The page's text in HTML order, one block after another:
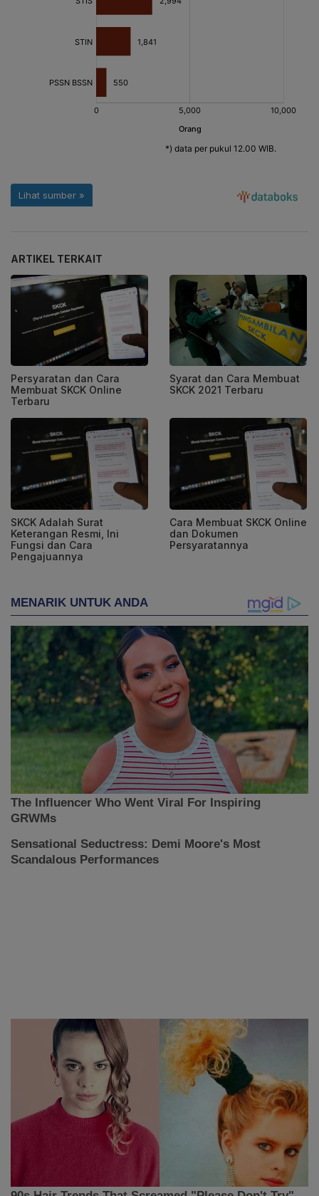
ARTIKEL TERKAIT
Persyaratan dan Cara
Membuat SKCK Online
Terbaru
Syarat dan Cara Membuat
SKCK 2021 Terbaru
SKCK Adalah Surat
Keterangan Resmi, Ini
Fungsi dan Cara
Pengajuannya
Cara Membuat SKCK Online
dan Dokumen
Persyaratannya